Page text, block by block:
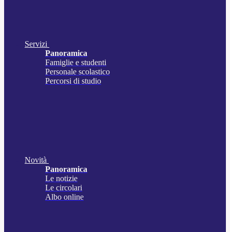
Servizi
Panoramica
Famiglie e studenti
Personale scolastico
Percorsi di studio
Novità
Panoramica
Le notizie
Le circolari
Albo online